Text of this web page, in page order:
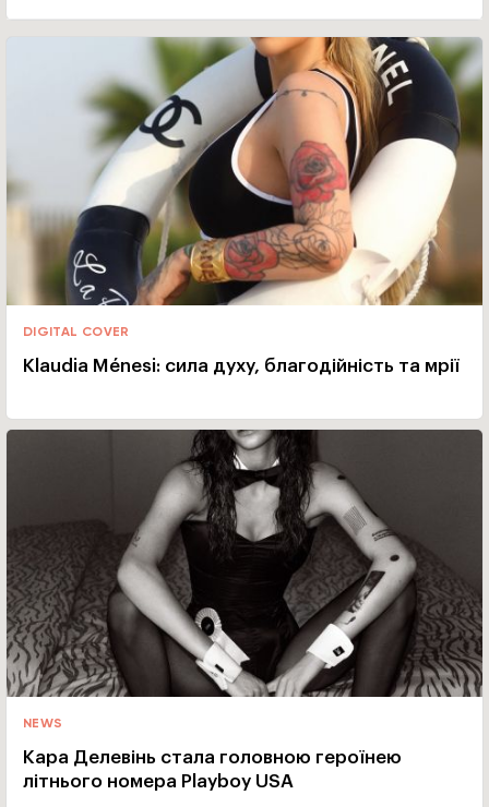
DIGITAL COVER
Klaudia Ménesi: сила духу, благодійність та мрії
NEWS
Кара Делевінь стала головною героїнею
літнього номера Playboy USA